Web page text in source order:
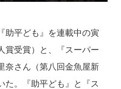
助平ども』を連載中の寅
賞受賞）と、『スーパー
奈さん（第八回金魚屋新
た。『助平ども』と『ス